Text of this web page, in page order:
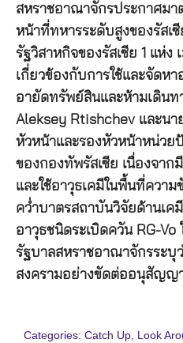
สหราชอาณาจักรประกาศมา
หน้าที่ทหารระดับสูงของรัสเ
รัฐวิสาหกิจของรัสเซีย 1 แห่ง
เกี่ยวข้องกับการใช้และจัดหา
อายัดทรัพย์สินและห้ามเดินท
Aleksey Rtishchev และน
หัวหน้าและรองหัวหน้าหน่วย
ของกองทัพรัสเซีย เนื่องจาก
และใช้อาวุธเคมีในพื้นที่ควา
คว่ำบาตรสถาบันวิจัยด้านเค
อาวุธชนิดระเบิดควัน RG-Vo
รัฐบาลสหราชอาณาจักรระบุ
สงครามอย่างขัดต่ออนุสัญญ
Categories: Catch Up, Look